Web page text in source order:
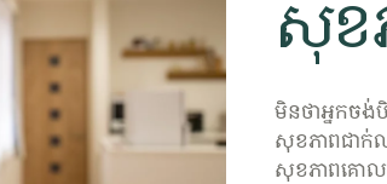
សុខ
មិនថាអ្នកចង់
សុខភាពជាក់ល
សុខភាពគោល